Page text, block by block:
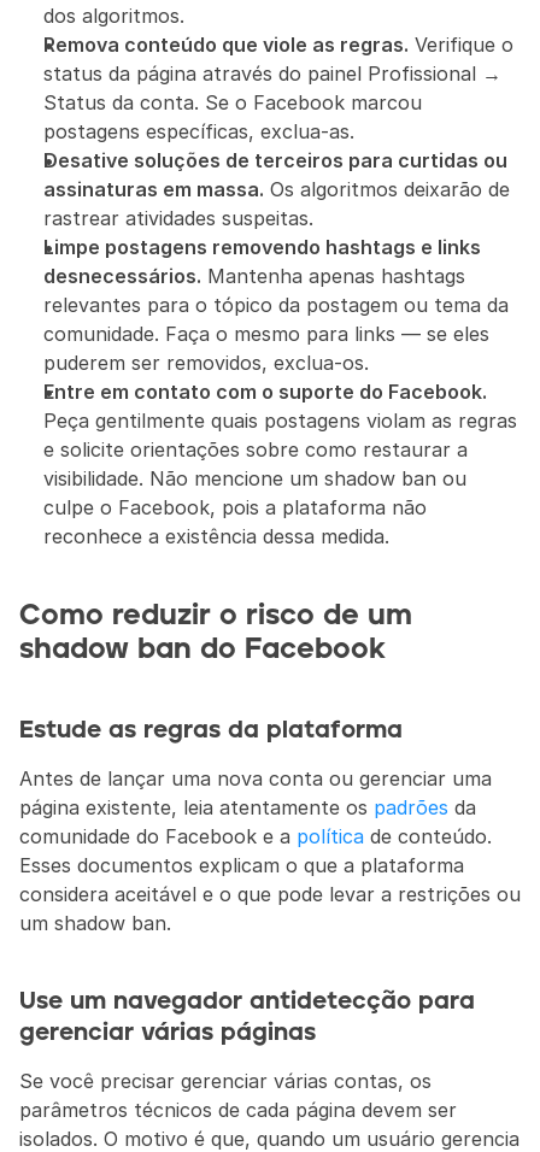
dos algoritmos.
Remova conteúdo que viole as regras. Verifique o
status da página através do painel Profissional →
Status da conta. Se o Facebook marcou
postagens específicas, exclua-as.
Desative soluções de terceiros para curtidas ou
assinaturas em massa. Os algoritmos deixarão de
rastrear atividades suspeitas.
Limpe postagens removendo hashtags e links
desnecessários. Mantenha apenas hashtags
relevantes para o tópico da postagem ou tema da
comunidade. Faça o mesmo para links — se eles
puderem ser removidos, exclua-os.
Entre em contato com o suporte do Facebook.
Peça gentilmente quais postagens violam as regras
e solicite orientações sobre como restaurar a
visibilidade. Não mencione um shadow ban ou
culpe o Facebook, pois a plataforma não
reconhece a existência dessa medida.
Como reduzir o risco de um
shadow ban do Facebook
Estude as regras da plataforma
Antes de lançar uma nova conta ou gerenciar uma
página existente, leia atentamente os padrões da
comunidade do Facebook e a política de conteúdo.
Esses documentos explicam o que a plataforma
considera aceitável e o que pode levar a restrições ou
um shadow ban.
Use um navegador antidetecção para
gerenciar várias páginas
Se você precisar gerenciar várias contas, os
parâmetros técnicos de cada página devem ser
isolados. O motivo é que, quando um usuário gerencia